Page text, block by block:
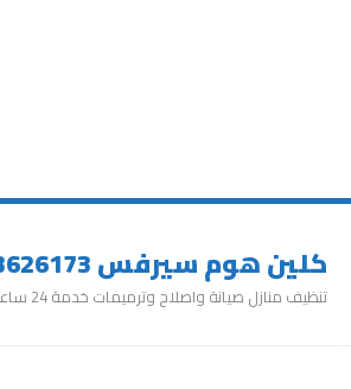
كلين هوم سيرفس 0543626173
تنظيف منازل صيانة واصلاح وترميمات خدمة 24 ساعة عمالة مميزة